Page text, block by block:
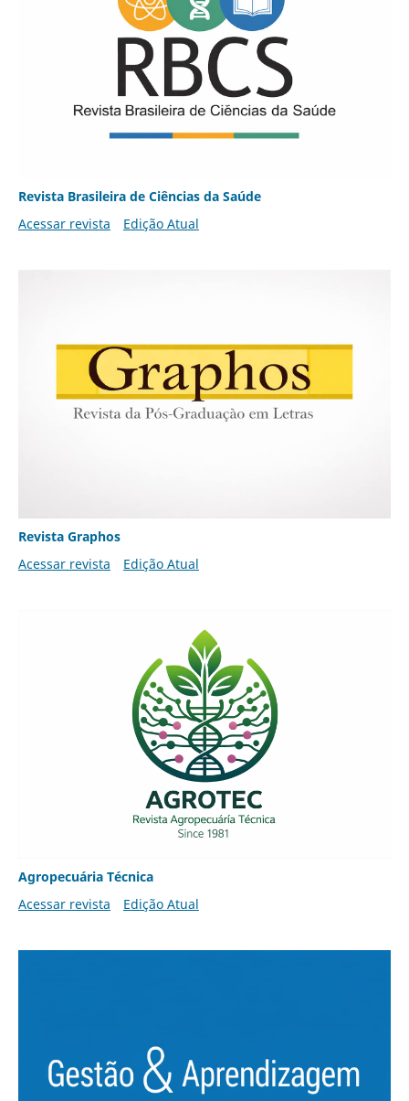
Revista Brasileira de Ciências da Saúde
Acessar revista
Edição Atual
Revista Graphos
Acessar revista
Edição Atual
Agropecuária Técnica
Acessar revista
Edição Atual